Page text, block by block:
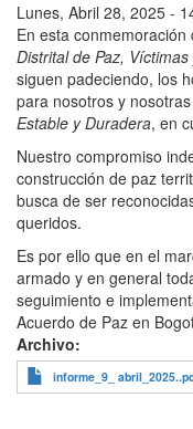
Lunes, Abril 28, 2025 -
En esta conmemoración
Distrital de Paz,
siguen padeciendo, los
para nosotros y
Estable y Duradera, en
Nuestro compromiso
construcción de paz
busca de ser
queridos.
Es por ello que en el
armado y en general
seguimiento e
Acuerdo de Paz en
Archivo
informe_9_